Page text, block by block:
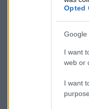
Opted
Google
I want
web or
I want